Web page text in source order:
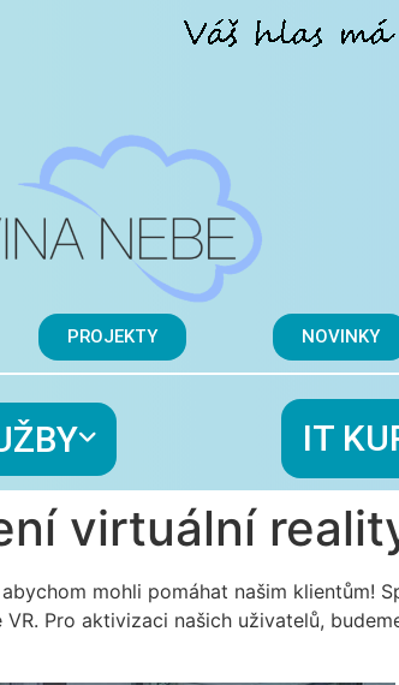
PROJEKTY NOVINKY
IT
virtuální
mohli pomáhat našim klientům!
Pro aktivizaci našich uživatelů,